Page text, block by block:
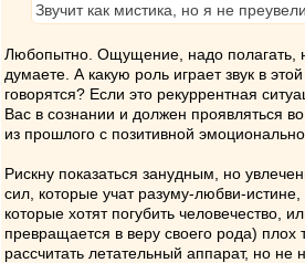
Звучит как мистика, но я не
Любопытно. Ощущение, надо полагать,
думаете. А какую роль играет звук в
говорятся? Если это рекуррентная
Вас в сознании и должен проявляться
из прошлого с позитивной
Рискну показаться занудным, но
сил, которые учат разуму-любви-
которые хотят погубить человечество,
превращается в веру своего рода)
рассчитать летательный аппарат, но